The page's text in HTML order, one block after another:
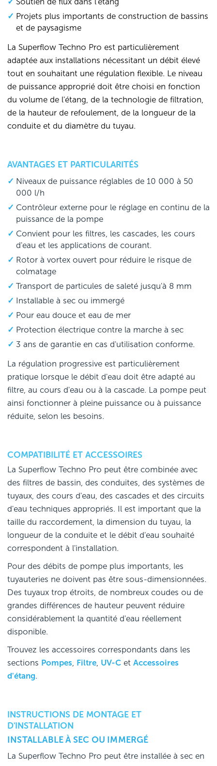
Projets plus importants de construction de bassins
et de paysagisme
La Superflow Techno Pro est particulièrement
adaptée aux installations nécessitant un débit élevé
tout en souhaitant une régulation flexible. Le niveau
de puissance approprié doit être choisi en fonction
du volume de l'étang, de la technologie de filtration,
de la hauteur de refoulement, de la longueur de la
conduite et du diamètre du tuyau.
AVANTAGES ET PARTICULARITÉS
Niveaux de puissance réglables de 10 000 à 50
000 l/h
Contrôleur externe pour le réglage en continu de la
puissance de la pompe
Convient pour les filtres, les cascades, les cours
d'eau et les applications de courant.
Rotor à vortex ouvert pour réduire le risque de
colmatage
Transport de particules de saleté jusqu'à 8 mm
Installable à sec ou immergé
Pour eau douce et eau de mer
Protection électrique contre la marche à sec
3 ans de garantie en cas d'utilisation conforme.
La régulation progressive est particulièrement
pratique lorsque le débit d'eau doit être adapté au
filtre, au cours d'eau ou à la cascade. La pompe peut
ainsi fonctionner à pleine puissance ou à puissance
réduite, selon les besoins.
COMPATIBILITÉ ET ACCESSOIRES
La Superflow Techno Pro peut être combinée avec
des filtres de bassin, des conduites, des systèmes de
tuyaux, des cours d'eau, des cascades et des circuits
d'eau techniques appropriés. Il est important que la
taille du raccordement, la dimension du tuyau, la
longueur de la conduite et le débit d'eau souhaité
correspondent à l'installation.
Pour des débits de pompe plus importants, les
tuyauteries ne doivent pas être sous-dimensionnées.
Des tuyaux trop étroits, de nombreux coudes ou de
grandes différences de hauteur peuvent réduire
considérablement la quantité d'eau réellement
disponible.
Trouvez les accessoires correspondants dans les
sections Pompes, Filtre, UV-C et Accessoires
d'étang.
INSTRUCTIONS DE MONTAGE ET
D'INSTALLATION
INSTALLABLE À SEC OU IMMERGÉ
La Superflow Techno Pro peut être installée à sec en